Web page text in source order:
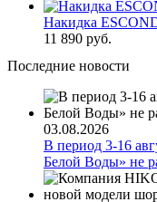
Накидка
11 890 руб.
Последние новости
03.08.2026
В период 3-16
Белой Воды» не